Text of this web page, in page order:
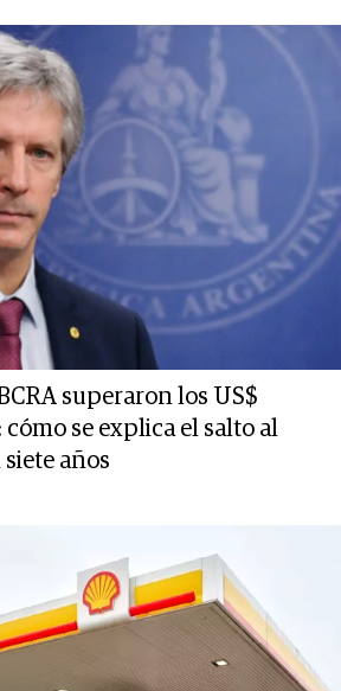
superaron los US$
se explica el salto al
años